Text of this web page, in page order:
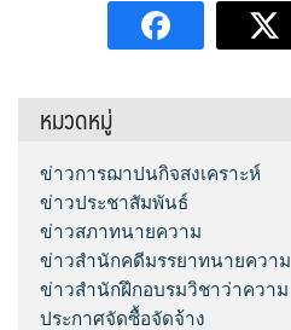
หมวดหมู่
ข่าวการฌาปนกิจสงเคราะห์
ข่าวประชาสัมพันธ์
ข่าวสภาทนายความ
ข่าวสำนักคดีมรรยาทนายความ
ข่าวสำนักฝึกอบรมวิชาว่าความ
ประกาศจัดซื้อจัดจ้าง